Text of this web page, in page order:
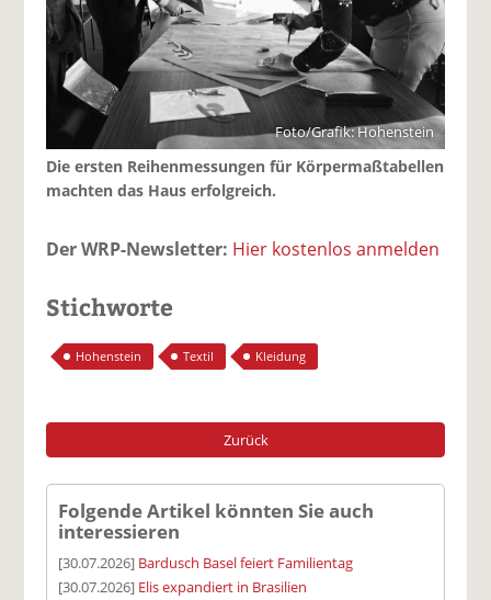
Foto/Grafik: Hohenstein
Die ersten Reihenmessungen für Körpermaßtabellen
machten das Haus erfolgreich.
Der WRP-Newsletter: Hier kostenlos anmelden
Stichworte
Hohenstein Textil Kleidung
Zurück
Folgende Artikel könnten Sie auch
interessieren
[30.07.2026] Bardusch Basel feiert Familientag
[30.07.2026] Elis expandiert in Brasilien